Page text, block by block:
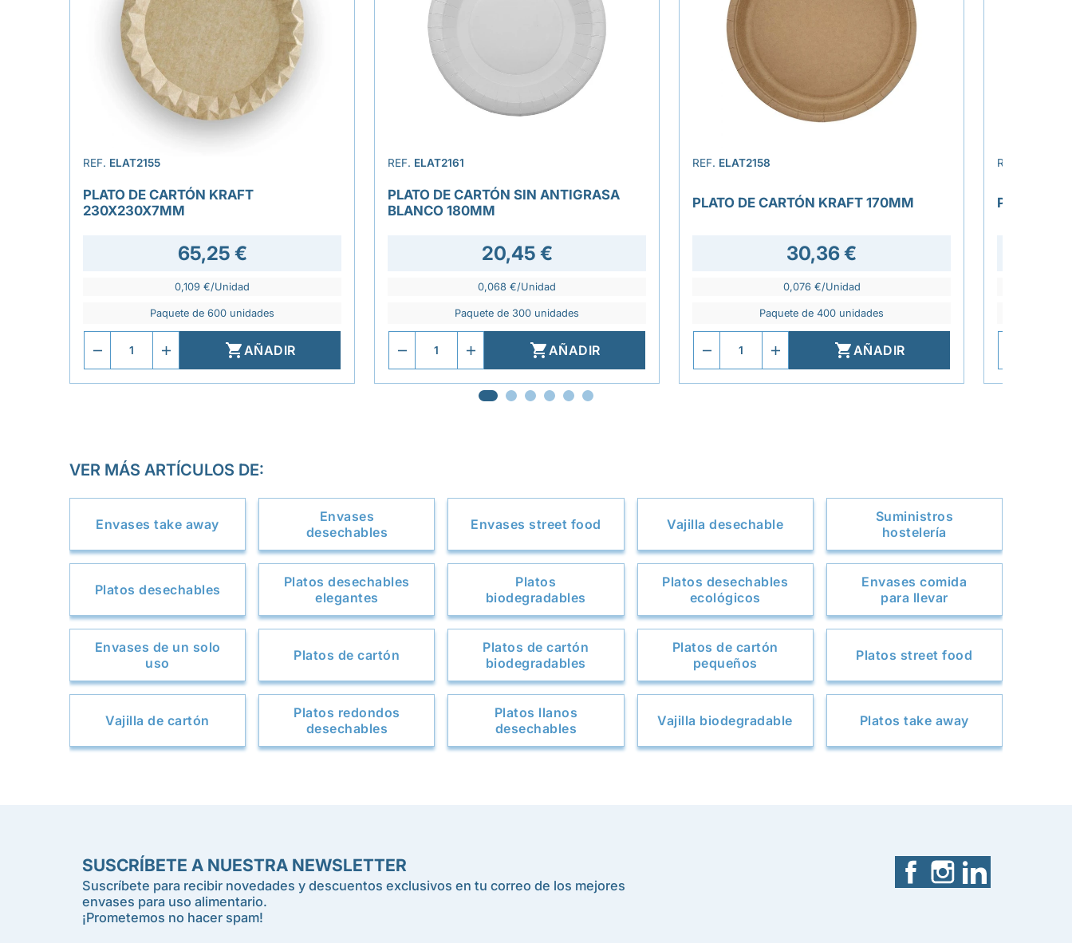
REF. ELAT2155
PLATO DE CARTÓN KRAFT
230X230X7MM
65,25 €
0,109 €/Unidad
Paquete de 600 unidades
AÑADIR
REF. ELAT2161
PLATO DE CARTÓN SIN ANTIGRASA
BLANCO 180MM
20,45 €
0,068 €/Unidad
Paquete de 300 unidades
AÑADIR
REF. ELAT2158
PLATO DE CARTÓN KRAFT 170MM
30,36 €
0,076 €/Unidad
Paquete de 400 unidades
AÑADIR
REF.
PLATO DE
VER MÁS ARTÍCULOS DE:
Envases take away
Envases
desechables
Envases street food Vajilla desechable
Suministros
hostelería
Platos desechables
Platos desechables
elegantes
Platos
biodegradables
Platos desechables
ecológicos
Envases comida
para llevar
Envases de un solo
uso
Platos de cartón
Platos de cartón
biodegradables
Platos de cartón
pequeños
Platos street food
Vajilla de cartón
Platos redondos
desechables
Platos llanos
desechables
Vajilla biodegradable Platos take away
SUSCRÍBETE A NUESTRA NEWSLETTER
Suscríbete para recibir novedades y descuentos exclusivos en tu correo de los mejores
envases para uso alimentario.
¡Prometemos no hacer spam!
FacebookInstagram